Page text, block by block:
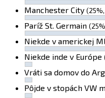
Manchester City
Paríž St. Germain
Niekde v americkej
Niekde inde v Európe
Vráti sa domov do
Pôjde v stopách VW